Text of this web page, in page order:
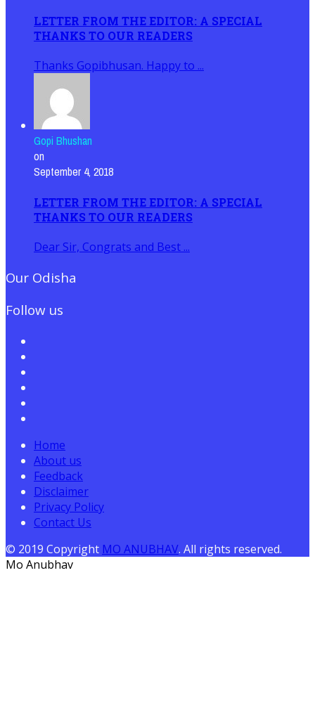
LETTER FROM THE EDITOR: A SPECIAL
THANKS TO OUR READERS
Thanks Gopibhusan. Happy to ...
Gopi Bhushan
on
September 4, 2018
LETTER FROM THE EDITOR: A SPECIAL
THANKS TO OUR READERS
Dear Sir, Congrats and Best ...
Our Odisha
Follow us
Home
About us
Feedback
Disclaimer
Privacy Policy
Contact Us
© 2019 Copyright MO ANUBHAV. All rights reserved.
Mo Anubhav